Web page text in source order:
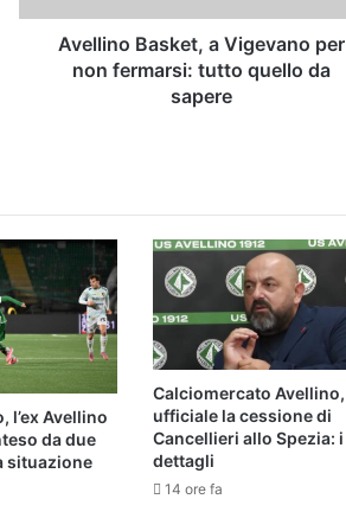
quello
Avellino Basket, a Vigevano per
non fermarsi: tutto quello da
sapere
l’ex Avellino
da due
situazione
Calciomercato Avellino,
ufficiale la cessione di
Cancellieri allo Spezia: i
dettagli
14 ore fa